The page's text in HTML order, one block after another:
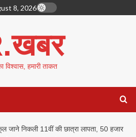
8, 2026
विश्वास, हमारी ताकत
जाने निकली 11वीं की छात्रा लापता, 50 हजार